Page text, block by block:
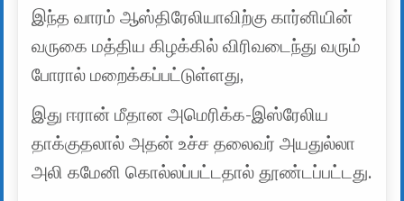
இந்த வாரம் ஆஸ்திரேலியாவிற்கு கார்னியின்
வருகை மத்திய கிழக்கில் விரிவடைந்து வரும்
போரால் மறைக்கப்பட்டுள்ளது,
இது ஈரான் மீதான அமெரிக்க-இஸ்ரேலிய
தாக்குதலால் அதன் உச்ச தலைவர் அயதுல்லா
அலி கமேனி கொல்லப்பட்டதால் தூண்டப்பட்டது.